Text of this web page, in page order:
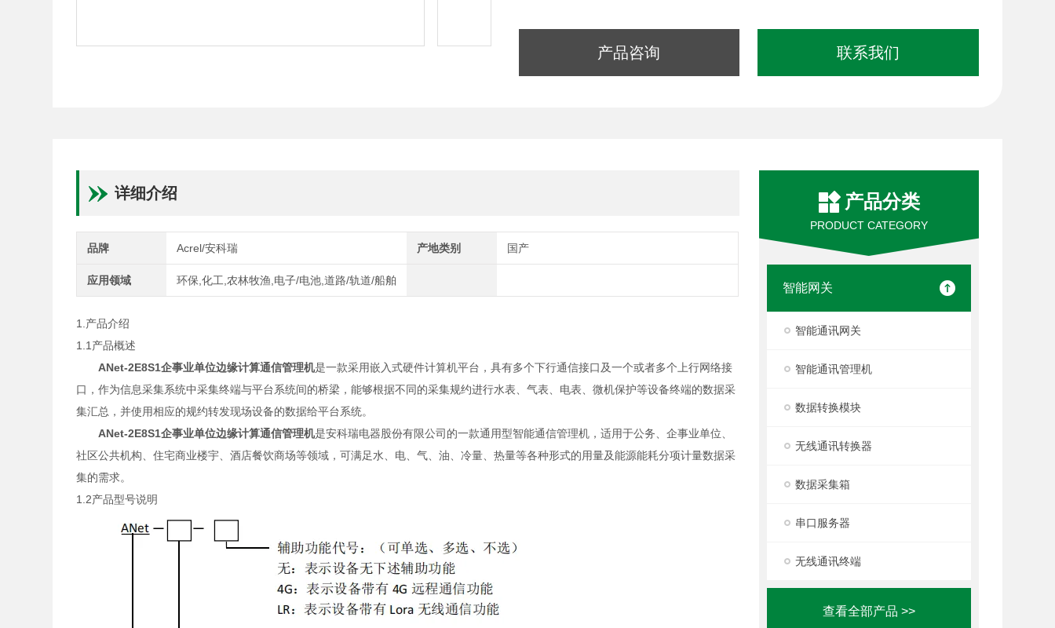
产品咨询 联系我们
产品分类
PRODUCT CATEGORY
智能网关
智能通讯网关
智能通讯管理机
数据转换模块
无线通讯转换器
数据采集箱
串口服务器
无线通讯终端
查看全部产品 >>
详细介绍
品牌 Acrel/安科瑞 产地类别 国产
应用领域 环保,化工,农林牧渔,电子/电池,道路/轨道/船舶
1.产品介绍
1.1产品概述
ANet-2E8S1企事业单位边缘计算通信管理机是一款采用嵌入式硬件计算机平台，具有多个下行通信接口及一个或者多个上行网络接
口，作为信息采集系统中采集终端与平台系统间的桥梁，能够根据不同的采集规约进行水表、气表、电表、微机保护等设备终端的数据采
集汇总，并使用相应的规约转发现场设备的数据给平台系统。
ANet-2E8S1企事业单位边缘计算通信管理机是安科瑞电器股份有限公司的一款通用型智能通信管理机，适用于公务、企事业单位、
社区公共机构、住宅商业楼宇、酒店餐饮商场等领域，可满足水、电、气、油、冷量、热量等各种形式的用量及能源能耗分项计量数据采
集的需求。
1.2产品型号说明